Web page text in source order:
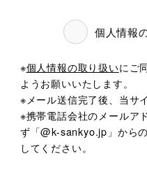
個人情報
※個人情報の取り扱いにご
ようお願いいたします。
※メール送信完了後、当サ
※携帯電話会社のメールア
ず「@k-sankyo.jp」から
してください。